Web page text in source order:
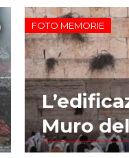
FOTO MEMORIE
Muro